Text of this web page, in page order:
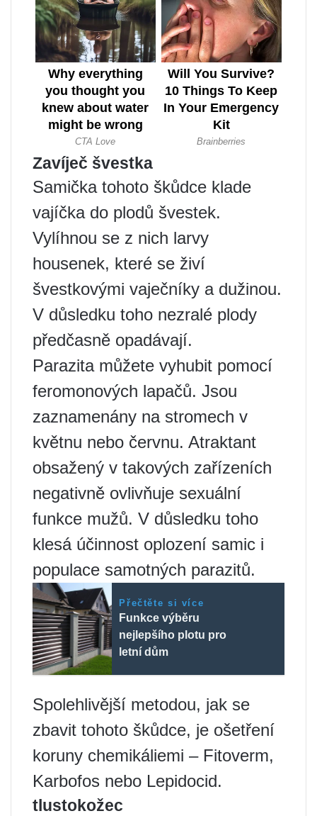
Zavíječ švestka
Samička tohoto škůdce klade
vajíčka do plodů švestek.
Vylíhnou se z nich larvy
housenek, které se živí
švestkovými vaječníky a dužinou.
V důsledku toho nezralé plody
předčasně opadávají.
Parazita můžete vyhubit pomocí
feromonových lapačů. Jsou
zaznamenány na stromech v
květnu nebo červnu. Atraktant
obsažený v takových zařízeních
negativně ovlivňuje sexuální
funkce mužů. V důsledku toho
klesá účinnost oplození samic i
populace samotných parazitů.
Přečtěte si více
Funkce výběru
nejlepšího plotu pro
letní dům
Spolehlivější metodou, jak se
zbavit tohoto škůdce, je ošetření
koruny chemikáliemi – Fitoverm,
Karbofos nebo Lepidocid.
tlustokožec